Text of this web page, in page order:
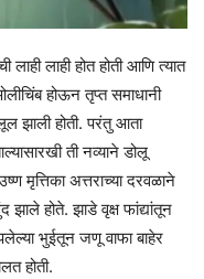
लाही लाही होत होती आणि त्यात
होऊन तृप्त समाधानी
झाली होती. परंतु आता
ती नव्याने डोलू
मृत्तिका अत्तराच्या दरवळाने
होते. झाडे वृक्ष फांद्यांतून
भुईतून जणू वाफा बाहेर
होती.